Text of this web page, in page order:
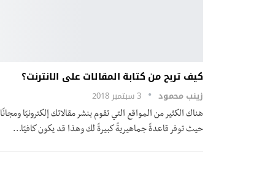
كيف تربح من كتابة المقالات على الانترنت؟
زينب محمود 3 سبتمبر 2018
هناك الكثير من المواقع التي تقوم بنشر مقالاتك إلكترونيًا ومجانًا
حيث توفر قاعدةً جماهيريةً كبيرةً لك وهذا قد يكون كافيًا…